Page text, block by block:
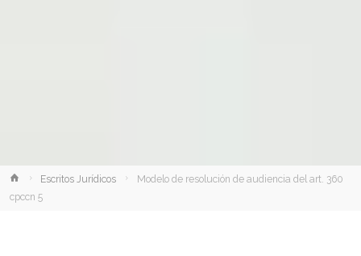
InicioEscritos Jurídicos
Modelo de resolución de audiencia del art. 360
cpccn 5